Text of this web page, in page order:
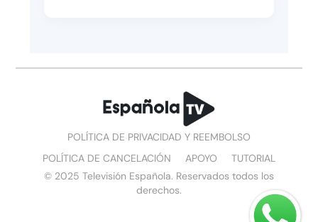
POLÍTICA DE PRIVACIDAD Y REEMBOLSO
POLÍTICA DE CANCELACIÓN
APOYO
TUTORIAL
© 2025 Televisión Española. Reservados todos los
derechos.